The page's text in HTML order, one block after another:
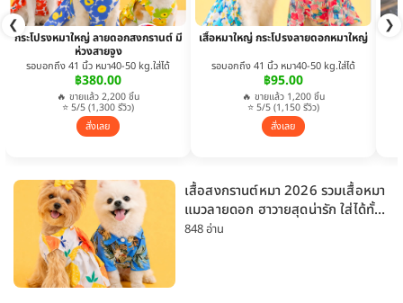
❮ ❯
กระโปรงหมาใหญ่ ลายดอกสงกรานต์ มี
ห่วงสายจูง
รอบอกถึง 41 นิ้ว หมา40-50 kg.ใส่ได้
฿380.00
🔥 ขายแล้ว 2,200 ชิ้น
⭐ 5/5 (1,300 รีวิว)
สั่งเลย
เสื้อหมาใหญ่ กระโปรงลายดอกหมาใหญ่
รอบอกถึง 41 นิ้ว หมา40-50 kg.ใส่ได้
฿95.00
🔥 ขายแล้ว 1,200 ชิ้น
⭐ 5/5 (1,150 รีวิว)
สั่งเลย
เสื้อสงกรานต์หมา 2026 รวมเสื้อหมา
แมวลายดอก ฮาวายสุดน่ารัก ใส่ได้ทั้ง
หมาเล็กและหมาใหญ่
848 อ่าน